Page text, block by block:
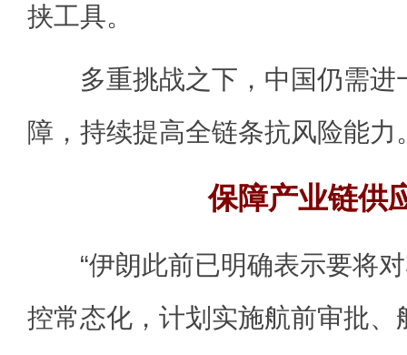
挟工具。
多重挑战之下，中国仍需进
障，持续提高全链条抗风险能力
保障产业链供
“伊朗此前已明确表示要将对
控常态化，计划实施航前审批、